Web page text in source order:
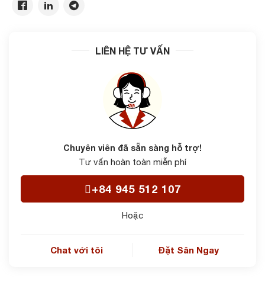
LIÊN HỆ TƯ VẤN
Chuyên viên đã sẵn sàng hỗ trợ!
Tư vấn hoàn toàn miễn phí
+84 945 512 107
Hoặc
Chat với tôi Đặt Sân Ngay